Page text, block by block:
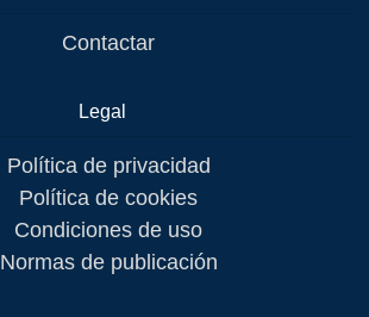
Contactar
Legal
Política de privacidad
Política de cookies
Condiciones de uso
Normas de publicación